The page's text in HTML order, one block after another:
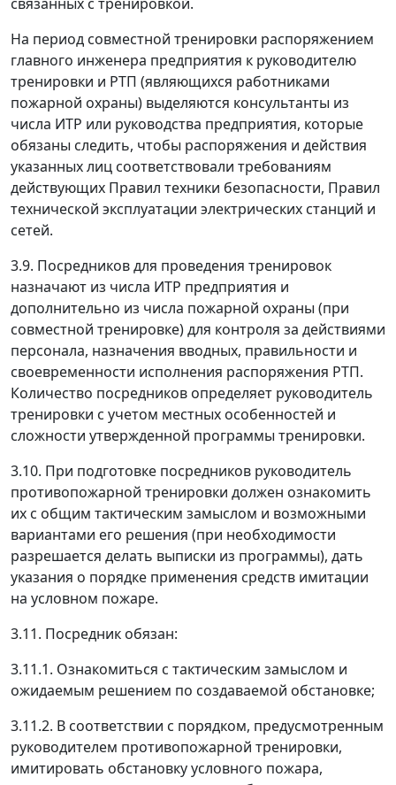
На период совместной тренировки распоряжением
главного инженера предприятия к руководителю
тренировки и РТП (являющихся работниками
пожарной охраны) выделяются консультанты из
числа ИТР или руководства предприятия, которые
обязаны следить, чтобы распоряжения и действия
указанных лиц соответствовали требованиям
действующих Правил техники безопасности, Правил
технической эксплуатации электрических станций и
сетей.
3.9. Посредников для проведения тренировок
назначают из числа ИТР предприятия и
дополнительно из числа пожарной охраны (при
совместной тренировке) для контроля за действиями
персонала, назначения вводных, правильности и
своевременности исполнения распоряжения РТП.
Количество посредников определяет руководитель
тренировки с учетом местных особенностей и
сложности утвержденной программы тренировки.
3.10. При подготовке посредников руководитель
противопожарной тренировки должен ознакомить
их с общим тактическим замыслом и возможными
вариантами его решения (при необходимости
разрешается делать выписки из программы), дать
указания о порядке применения средств имитации
на условном пожаре.
3.11. Посредник обязан:
3.11.1. Ознакомиться с тактическим замыслом и
ожидаемым решением по создаваемой обстановке;
3.11.2. В соответствии с порядком, предусмотренным
руководителем противопожарной тренировки,
имитировать обстановку условного пожара,